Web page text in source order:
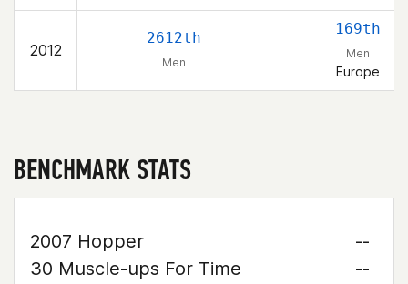
2012
2612th
Men
169th
Men
Europe
BENCHMARK STATS
2007 Hopper
--
30 Muscle-ups For Time
--